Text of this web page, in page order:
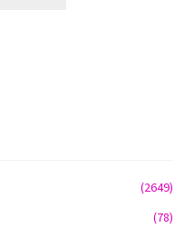
(2649)
(78)